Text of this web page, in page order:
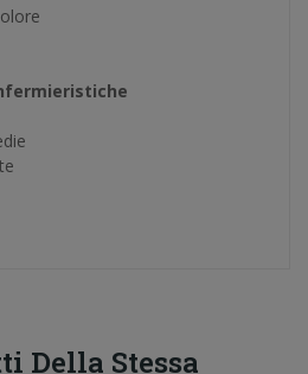
Della Stessa